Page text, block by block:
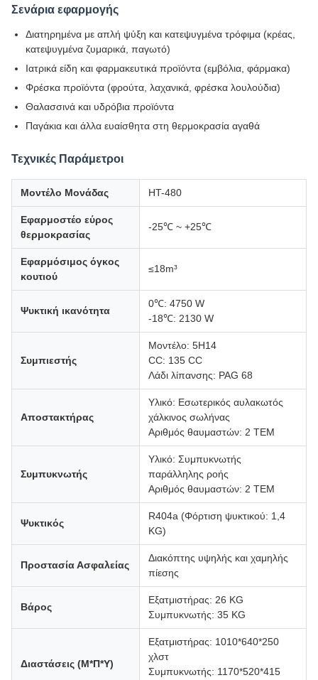
Σενάρια εφαρμογής
Διατηρημένα με απλή ψύξη και κατεψυγμένα τρόφιμα (κρέας,
κατεψυγμένα ζυμαρικά, παγωτό)
Ιατρικά είδη και φαρμακευτικά προϊόντα (εμβόλια, φάρμακα)
Φρέσκα προϊόντα (φρούτα, λαχανικά, φρέσκα λουλούδια)
Θαλασσινά και υδρόβια προϊόντα
Παγάκια και άλλα ευαίσθητα στη θερμοκρασία αγαθά
Τεχνικές Παράμετροι
Μοντέλο Μονάδας HT-480
Εφαρμοστέο εύρος
θερμοκρασίας
-25℃ ~ +25℃
Εφαρμόσιμος όγκος
κουτιού
≤18m³
Ψυκτική ικανότητα
0℃: 4750 W
-18℃: 2130 W
Συμπιεστής
Μοντέλο: 5H14
CC: 135 CC
Λάδι λίπανσης: PAG 68
Αποστακτήρας
Υλικό: Εσωτερικός αυλακωτός
χάλκινος σωλήνας
Αριθμός θαυμαστών: 2 ΤΕΜ
Συμπυκνωτής
Υλικό: Συμπυκνωτής
παράλληλης ροής
Αριθμός θαυμαστών: 2 ΤΕΜ
Ψυκτικός
R404a (Φόρτιση ψυκτικού: 1,4
KG)
Προστασία Ασφαλείας
Διακόπτης υψηλής και χαμηλής
πίεσης
Βάρος
Εξατμιστήρας: 26 KG
Συμπυκνωτής: 35 KG
Διαστάσεις (Μ*Π*Υ)
Εξατμιστήρας: 1010*640*250
χλστ
Συμπυκνωτής: 1170*520*415